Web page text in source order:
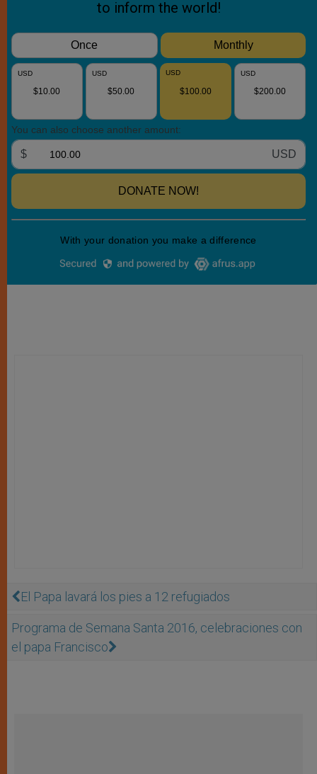
El Papa lavará los pies a 12 refugiados
Programa de Semana Santa 2016, celebraciones con
el papa Francisco